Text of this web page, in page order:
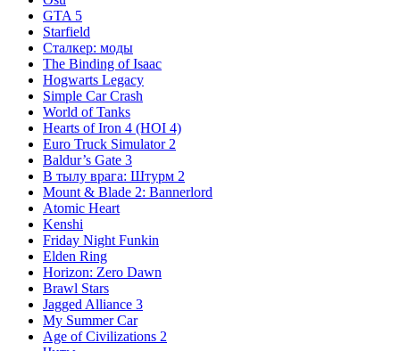
GTA 5
Starfield
Сталкер: моды
The Binding of Isaac
Hogwarts Legacy
Simple Car Crash
World of Tanks
Hearts of Iron 4 (HOI 4)
Euro Truck Simulator 2
Baldur’s Gate 3
В тылу врага: Штурм 2
Mount & Blade 2: Bannerlord
Atomic Heart
Kenshi
Friday Night Funkin
Elden Ring
Horizon: Zero Dawn
Brawl Stars
Jagged Alliance 3
My Summer Car
Age of Civilizations 2